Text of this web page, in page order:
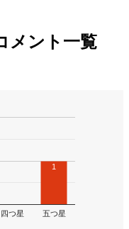
メント一覧
四つ星 五つ星
1